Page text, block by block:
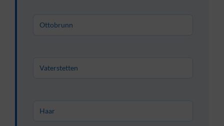
Ottobrunn
Vaterstetten
Haar